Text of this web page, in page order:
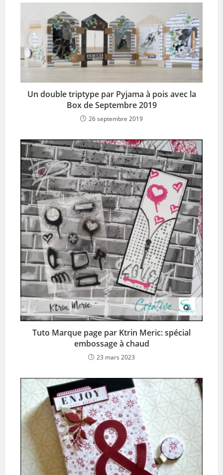
Un double triptype par Pyjama à pois avec la
Box de Septembre 2019
26 septembre 2019
Tuto Marque page par Ktrin Meric: spécial
embossage à chaud
23 mars 2023